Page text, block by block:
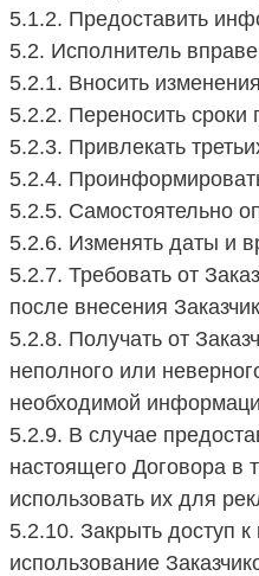
5.1.2. Предоставить
5.2. Исполнитель
5.2.1. Вносить
5.2.2. Переносить сроки
5.2.3. Привлекать
5.2.4.
5.2.5. Самостоятельно
5.2.6. Изменять даты и
5.2.7. Требовать от
после внесения
5.2.8. Получать от
неполного или
необходимой
5.2.9. В случае
настоящего Договора в
использовать их для
5.2.10. Закрыть доступ
использование